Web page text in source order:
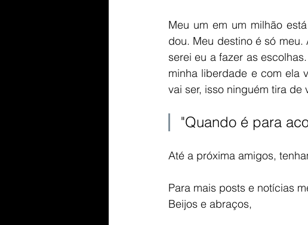
Meu um em um milhão
dou. Meu destino é só
serei eu a fazer as
minha liberdade e com ela
vai ser, isso ninguém tira de
"Quando é para
Até a próxima amigos,
Para mais posts e notícias
Beijos e abraços,